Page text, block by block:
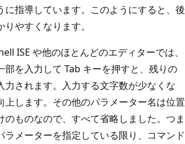
に指導しています。このようにすると、後
やすくなります。
ISE や他のほとんどのエディターでは、
部を入力して Tab キーを押すと、残りの
力されます。入力する文字数が少なくな
上します。その他のパラメーター名は位置
のものなので、すべて省略しました。つま
ラメーターを指定している限り、コマンド